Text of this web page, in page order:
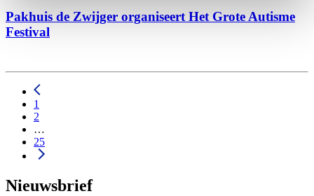
Pakhuis de Zwijger organiseert Het Grote Autisme
Festival
1
2
…
25
Nieuwsbrief